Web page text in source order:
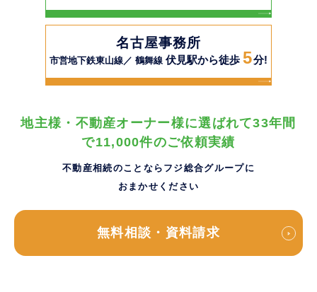
名古屋事務所
市営地下鉄東山線／ 鶴舞線 伏見駅から徒歩 5分!
地主様・不動産オーナー様に選ばれて33年間
で11,000件のご依頼実績
不動産相続のことならフジ総合グループに
おまかせください
無料相談・資料請求